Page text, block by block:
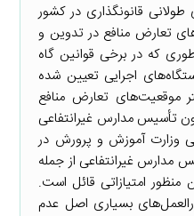
قانونگذاری در کشور
تعارض منافع در تدوین و
که در برخی قوانین گاه
اجرایی تعیین شده
موقعیت‌های تعارض منافع
تأسیس مدارس غیرانتفاعی
وزارت آموزش و پرورش در
مدارس غیرانتفاعی از جمله
منظور امتیازاتی قائل است.
بسیاری اصل عدم